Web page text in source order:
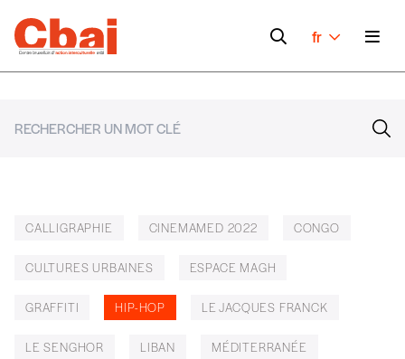
fr
CALLIGRAPHIE CINEMAMED 2022 CONGO
CULTURES URBAINES ESPACE MAGH
GRAFFITI HIP-HOP LE JACQUES FRANCK
LE SENGHOR LIBAN MÉDITERRANÉE